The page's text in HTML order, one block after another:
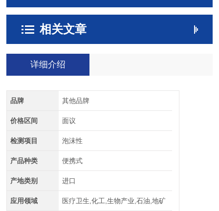
相关文章
详细介绍
品牌 其他品牌
价格区间 面议
检测项目 泡沫性
产品种类 便携式
产地类别 进口
应用领域 医疗卫生,化工,生物产业,石油,地矿